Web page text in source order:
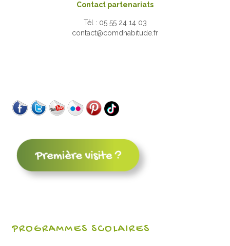
Contact partenariats
Tél : 05 55 24 14 03
contact@comdhabitude.fr
PROGRAMMES SCOLAIRES